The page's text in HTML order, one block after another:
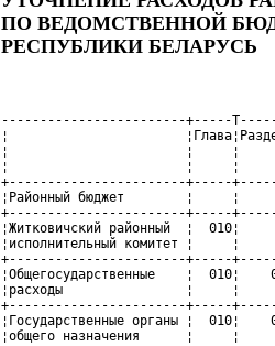
ПО ВЕДОМСТВЕННОЙ
РЕСПУБЛИКИ БЕЛАРУСЬ
------------------------+-----
¦
¦                       ¦     ¦      ¦
¦                       ¦     ¦      ¦
+-----------------------+-----
¦Районный бюджет        ¦     ¦
+-----------------------+-----
¦Житковичский районный  ¦
¦исполнительный комитет ¦
+-----------------------+-----
¦Общегосударственные    ¦
¦расходы                ¦     ¦
+-----------------------+-----
¦Государственные органы ¦
¦общего назначения      ¦